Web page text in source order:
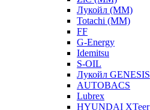
Лукойл (ММ)
Totachi (MM)
FF
G-Energy
Idemitsu
S-OIL
Лукойл GENESIS
AUTOBACS
Lubrex
HYUNDAI XTeer